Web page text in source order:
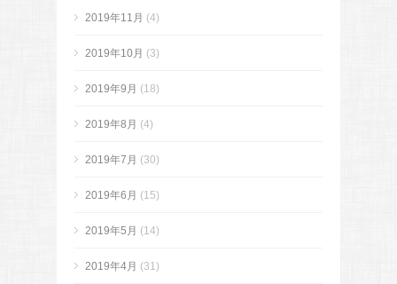
2019年11月 (4)
2019年10月 (3)
2019年9月 (18)
2019年8月 (4)
2019年7月 (30)
2019年6月 (15)
2019年5月 (14)
2019年4月 (31)